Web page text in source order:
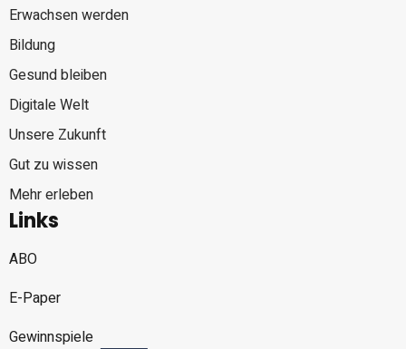
Erwachsen werden
Bildung
Gesund bleiben
Digitale Welt
Unsere Zukunft
Gut zu wissen
Mehr erleben
Links
ABO
E-Paper
Gewinnspiele